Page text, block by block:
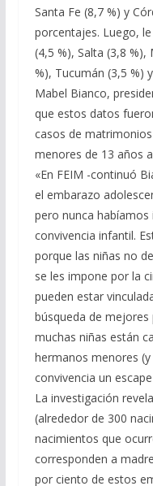
Santa Fe (8,7 %) y
porcentajes. Luego,
(4,5 %), Salta (3,8 %),
%), Tucumán (3,5 %)
Mabel Bianco,
que estos datos
casos de
menores de 13 años
«En FEIM -continuó
el embarazo
pero nunca
convivencia infantil.
porque las niñas no
se les impone por la
pueden estar
búsqueda de
muchas niñas están
hermanos menores
convivencia un
La investigación
(alrededor de 300
nacimientos que
corresponden a
por ciento de estos